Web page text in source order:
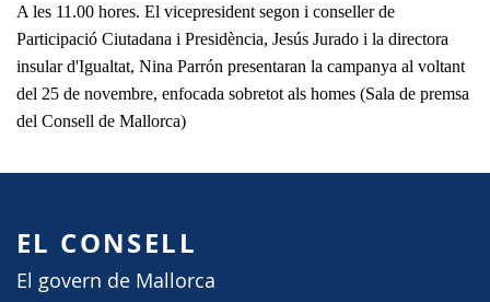
A les 11.00 hores. El vicepresident segon i conseller de
Participació Ciutadana i Presidència, Jesús Jurado i la directora
insular d'Igualtat, Nina Parrón presentaran la campanya al voltant
del 25 de novembre, enfocada sobretot als homes (Sala de premsa
del Consell de Mallorca)
EL CONSELL
El govern de Mallorca